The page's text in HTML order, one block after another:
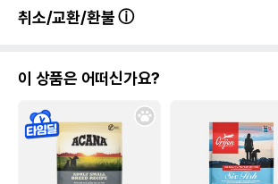
취소/교환/환불
이 상품은 어떠신가요?